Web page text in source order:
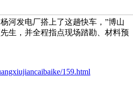
河发电厂搭上了这趟快车，”博山
生，并全程指点现场踏勘、材料预
159.html